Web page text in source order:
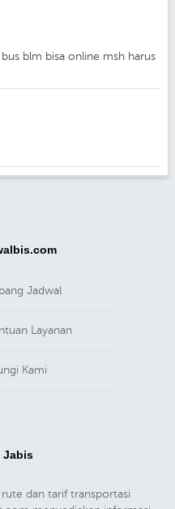
blm bisa online msh harus
Jadwal
Layanan
Kami
Jabis
dan tarif transportasi